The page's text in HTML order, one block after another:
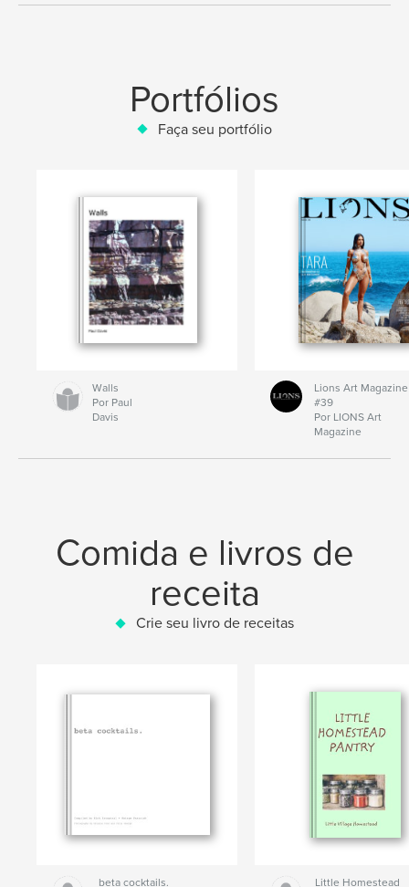
Portfólios
Faça seu portfólio
Walls
Por Paul
Davis
Lions Art Magazine
#39
Por LIONS Art
Magazine
Comida e livros de
receita
Crie seu livro de receitas
beta cocktails. Little Homestead